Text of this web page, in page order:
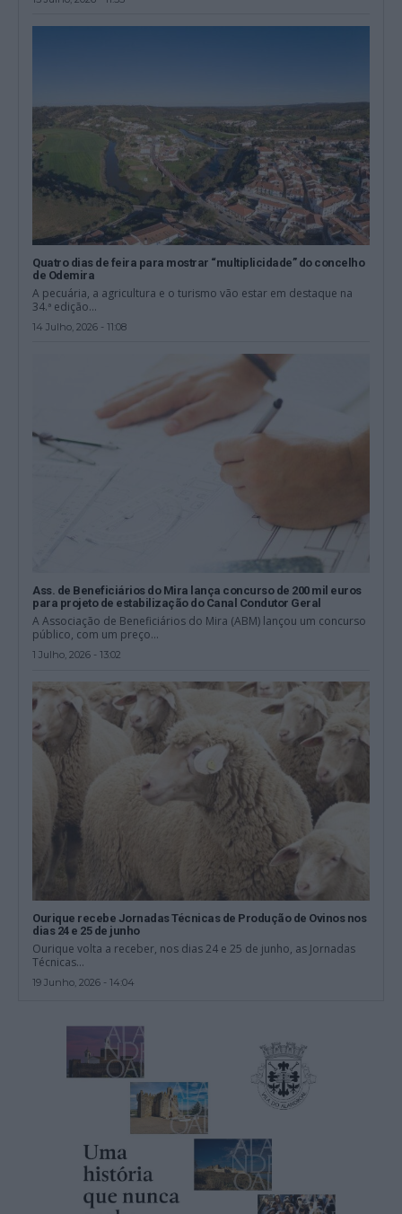
Quatro dias de feira para mostrar “multiplicidade” do concelho
de Odemira
A pecuária, a agricultura e o turismo vão estar em destaque na
34.ª edição...
14 Julho, 2026 - 11:08
Ass. de Beneficiários do Mira lança concurso de 200 mil euros
para projeto de estabilização do Canal Condutor Geral
A Associação de Beneficiários do Mira (ABM) lançou um concurso
público, com um preço...
1 Julho, 2026 - 13:02
Ourique recebe Jornadas Técnicas de Produção de Ovinos nos
dias 24 e 25 de junho
Ourique volta a receber, nos dias 24 e 25 de junho, as Jornadas
Técnicas...
19 Junho, 2026 - 14:04